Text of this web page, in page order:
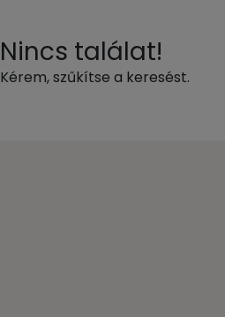
Nincs találat!
Kérem, szűkítse a keresést.